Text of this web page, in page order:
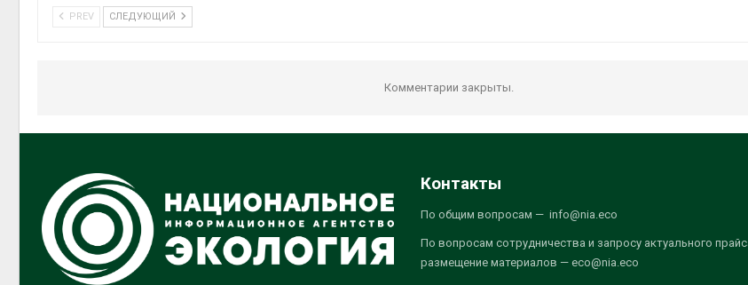
PREV СЛЕДУЮЩИЙ
Комментарии закрыты.
Контакты
По общим вопросам — info@nia.eco
По вопросам сотрудничества и запросу актуального
размещение материалов — eco@nia.eco